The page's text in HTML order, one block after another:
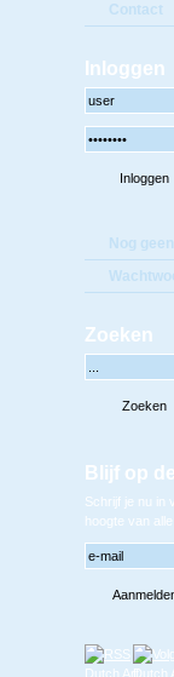
Contact
Inloggen
Nog
Zoeken
Blijf op
Schrijf je nu in
hoogte van